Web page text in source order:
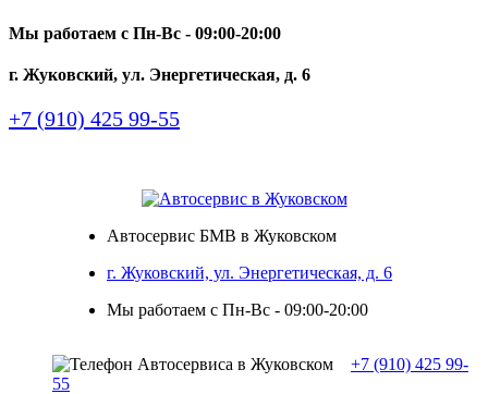
Мы работаем с Пн-Вc - 09:00-20:00
г. Жуковский, ул. Энергетическая, д. 6
+7 (910) 425 99-55
Автосервис БМВ в Жуковском
г. Жуковский, ул. Энергетическая, д. 6
Мы работаем с Пн-Вc - 09:00-20:00
+7 (910) 425 99-
55